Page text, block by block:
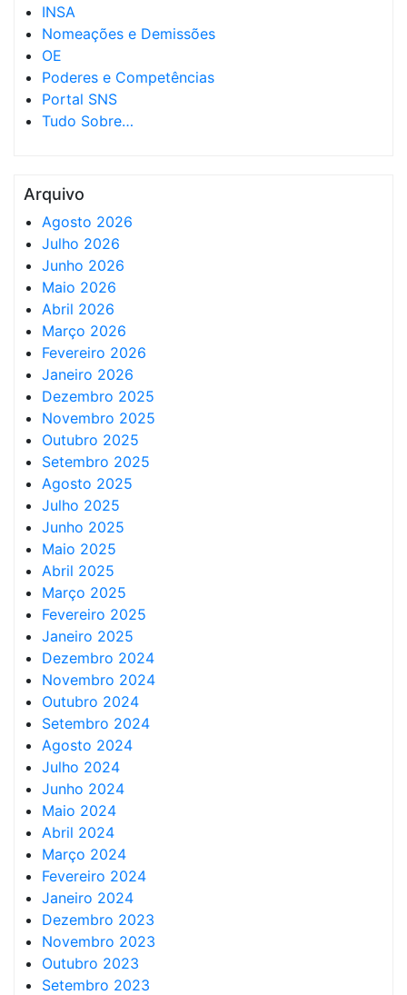
INSA
Nomeações e Demissões
OE
Poderes e Competências
Portal SNS
Tudo Sobre…
Arquivo
Agosto 2026
Julho 2026
Junho 2026
Maio 2026
Abril 2026
Março 2026
Fevereiro 2026
Janeiro 2026
Dezembro 2025
Novembro 2025
Outubro 2025
Setembro 2025
Agosto 2025
Julho 2025
Junho 2025
Maio 2025
Abril 2025
Março 2025
Fevereiro 2025
Janeiro 2025
Dezembro 2024
Novembro 2024
Outubro 2024
Setembro 2024
Agosto 2024
Julho 2024
Junho 2024
Maio 2024
Abril 2024
Março 2024
Fevereiro 2024
Janeiro 2024
Dezembro 2023
Novembro 2023
Outubro 2023
Setembro 2023